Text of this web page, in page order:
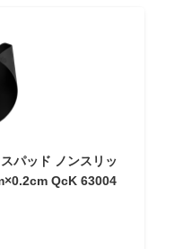
パッド ノンスリッ
QcK 63004